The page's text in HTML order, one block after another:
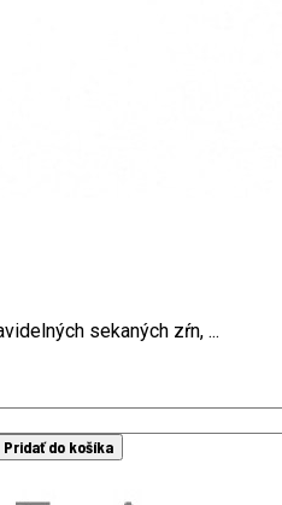
sekaných zŕn, ...